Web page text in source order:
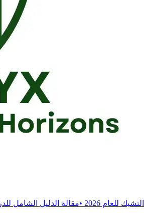
مقالة الدليل الشامل للدراسة في بولندا للعام 2026